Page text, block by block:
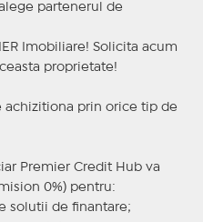
partenerul de
Imobiliare! Solicita acum
proprietate!
achizitiona prin orice tip de
Premier Credit Hub va
0%) pentru:
solutii de finantare;